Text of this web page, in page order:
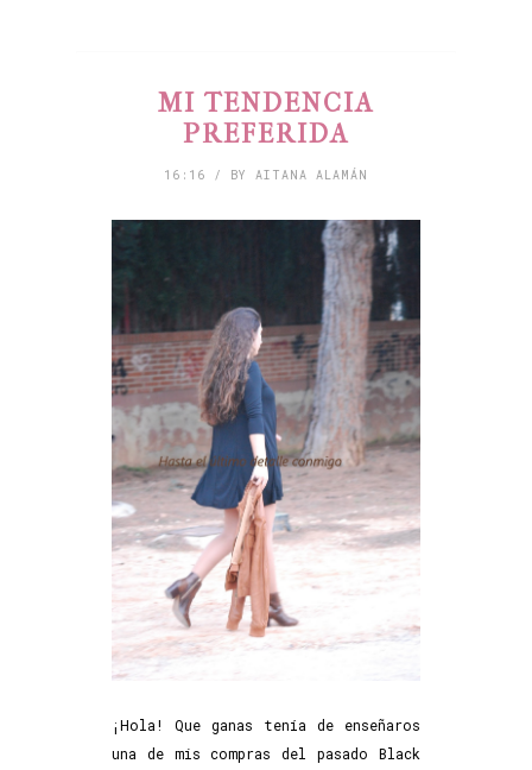
MI TENDENCIA
PREFERIDA
16:16 / BY AITANA ALAMÁN
¡Hola! Que ganas tenía de enseñaros
una de mis compras del pasado Black